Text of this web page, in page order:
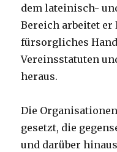
dem lateinisch-
Bereich arbeitet er
fürsorgliches
Vereinsstatuten
heraus.
Die
gesetzt, die
und darüber